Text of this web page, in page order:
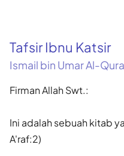
Tafsir Ibnu Katsir
Ismail bin Umar Al-
Firman Allah Swt.:
Ini adalah sebuah kitab
A'raf:2)